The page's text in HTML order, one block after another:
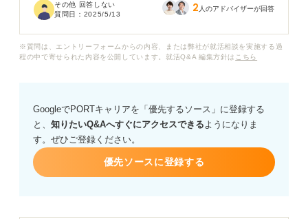
と感じています。
考えられるのでしょうか？ 面接でキャリアプランを上手
その他 回答しない
質問日： 2025/5/13 2 人のアドバイザーが回答
※質問は、エントリーフォームからの内容、または弊社が就活相談を実施する過
程の中で寄せられた内容を公開しています。就活Q&A 編集方針は こちら
GoogleでPORTキャリアを「優先するソース」に登録する
と、 知りたいQ&Aへすぐにアクセスできるようになりま
す。ぜひご登録ください。
優先ソースに登録する